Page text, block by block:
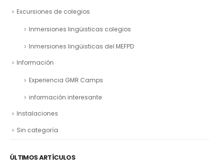
Excursiones de colegios
Inmersiones lingüisticas colegios
Inmersiones lingüisticas del MEFPD
Información
Experiencia GMR Camps
información interesante
Instalaciones
Sin categoría
ÚLTIMOS ARTÍCULOS